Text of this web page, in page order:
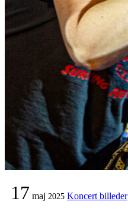
17 maj 2025 Koncert billeder